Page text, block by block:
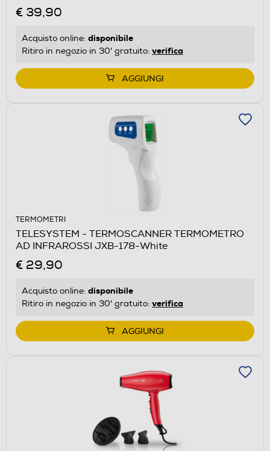
€ 39,90
Acquisto online: disponibile
Ritiro in negozio in 30' gratuito: verifica
AGGIUNGI
TERMOMETRI
TELESYSTEM - TERMOSCANNER TERMOMETRO
AD INFRAROSSI JXB-178-White
€ 29,90
Acquisto online: disponibile
Ritiro in negozio in 30' gratuito: verifica
AGGIUNGI